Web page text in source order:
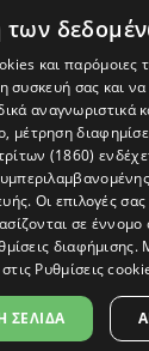
και παρόμοιες
συσκευή σας και
αναγνωριστικά
μέτρηση
(1860)
Οι επιλογές
σε
διαφήμισης.
Ρυθμίσεις
ΣΕΛΙΔΑ